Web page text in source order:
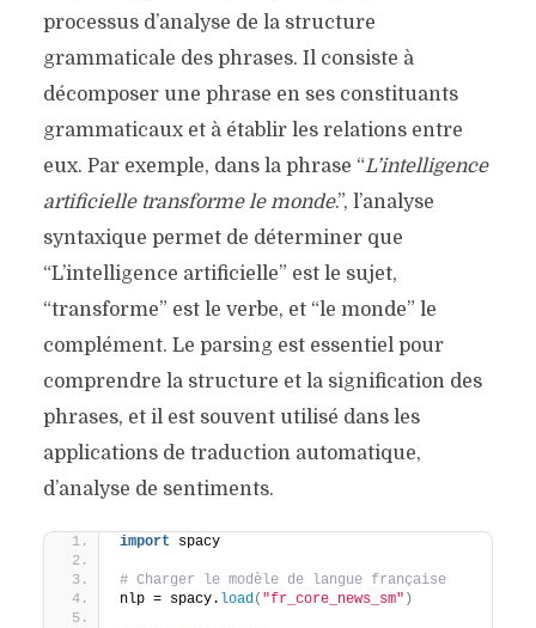
processus d’analyse de la structure
grammaticale des phrases. Il consiste à
décomposer une phrase en ses constituants
grammaticaux et à établir les relations entre
eux. Par exemple, dans la phrase “L’intelligence
artificielle transforme le monde.”, l’analyse
syntaxique permet de déterminer que
“L’intelligence artificielle” est le sujet,
“transforme” est le verbe, et “le monde” le
complément. Le parsing est essentiel pour
comprendre la structure et la signification des
phrases, et il est souvent utilisé dans les
applications de traduction automatique,
d’analyse de sentiments.
import spacy
# Charger le modèle de langue française
nlp = spacy. load( "fr_core_news_sm" )